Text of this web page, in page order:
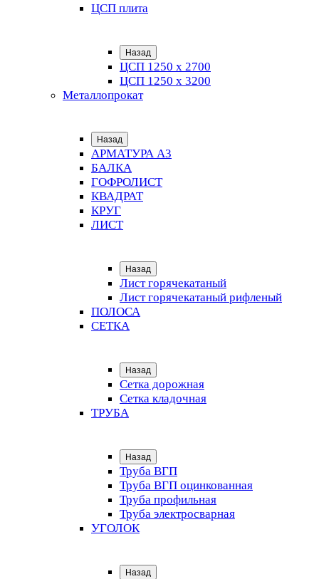
ЦСП плита
Назад
ЦСП 1250 х 2700
ЦСП 1250 х 3200
Металлопрокат
Назад
АРМАТУРА А3
БАЛКА
ГОФРОЛИСТ
КВАДРАТ
КРУГ
ЛИСТ
Назад
Лист горячекатаный
Лист горячекатаный рифленый
ПОЛОСА
СЕТКА
Назад
Сетка дорожная
Сетка кладочная
ТРУБА
Назад
Труба ВГП
Труба ВГП оцинкованная
Труба профильная
Труба электросварная
УГОЛОК
Назад